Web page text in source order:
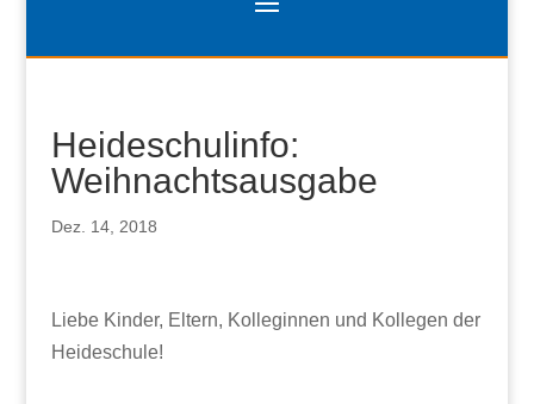
Heideschulinfo:
Weihnachtsausgabe
Dez. 14, 2018
Liebe Kinder, Eltern, Kolleginnen und Kollegen der
Heideschule!